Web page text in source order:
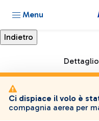
Menu
Ci dispiace il volo è
compagnia aerea per